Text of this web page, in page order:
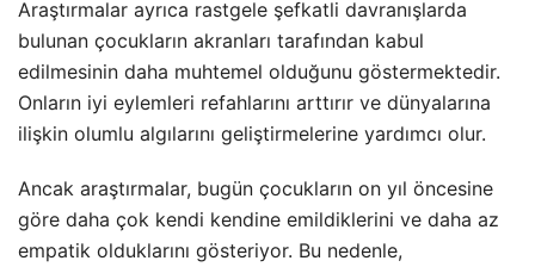
Araştırmalar ayrıca rastgele şefkatli davranışlarda
bulunan çocukların akranları tarafından kabul
edilmesinin daha muhtemel olduğunu göstermektedir.
Onların iyi eylemleri refahlarını arttırır ve dünyalarına
ilişkin olumlu algılarını geliştirmelerine yardımcı olur.
Ancak araştırmalar, bugün çocukların on yıl öncesine
göre daha çok kendi kendine emildiklerini ve daha az
empatik olduklarını gösteriyor. Bu nedenle,